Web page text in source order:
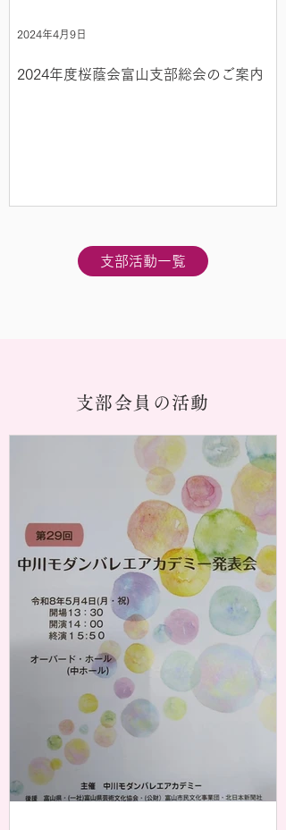
2024年度桜蔭会富山支部総会のご案内
2024年4月9日
支部活動一覧
支部会員の活動